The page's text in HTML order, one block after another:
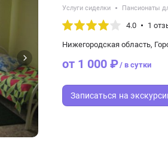
Услуги сиделки Пансионаты
4.0 1
Нижегородская область,
от 1 000 ₽/ в сутки
Записаться на